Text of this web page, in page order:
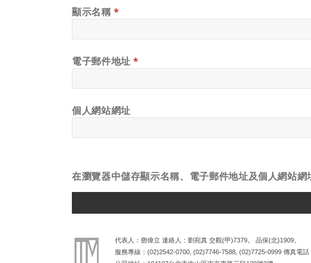
顯示名稱*
電子郵件地址*
個人網站網址
在瀏覽器中儲存顯示名稱、電子郵件地址及個人網站網
代表人：鄧偉立 連絡人：劉宛真 交觀(甲)7379。 品保(北)1909。
服務專線： (02)2542-0700 (02)7746-7588 (02)7725-0999 傳真電話